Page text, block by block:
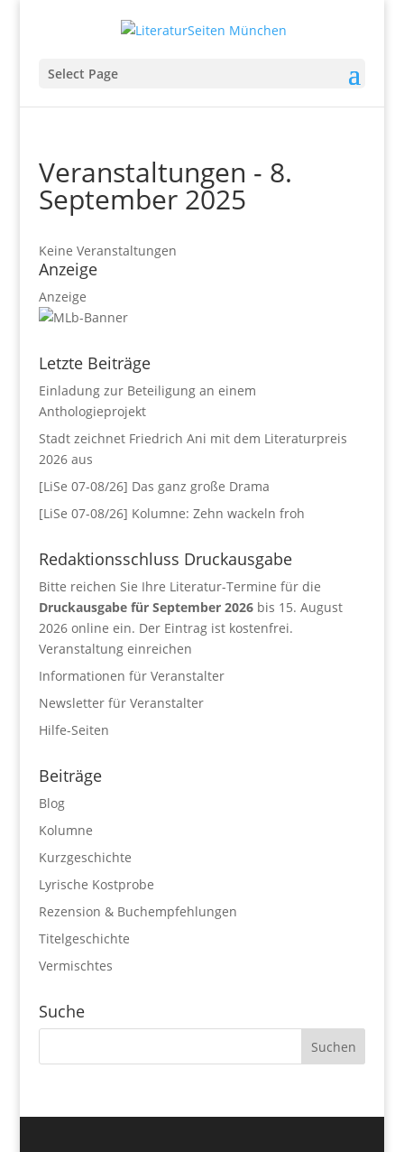
Select Page
Veranstaltungen - 8.
September 2025
Keine Veranstaltungen
Anzeige
Anzeige
Letzte Beiträge
Einladung zur Beteiligung an einem
Anthologieprojekt
Stadt zeichnet Friedrich Ani mit dem Literaturpreis
2026 aus
[LiSe 07-08/26] Das ganz große Drama
[LiSe 07-08/26] Kolumne: Zehn wackeln froh
Redaktionsschluss Druckausgabe
Bitte reichen Sie Ihre Literatur-Termine für die
Druckausgabe für September 2026bis 15. August
2026 online ein. Der Eintrag ist kostenfrei.
Veranstaltung einreichen
Informationen für Veranstalter
Newsletter für Veranstalter
Hilfe-Seiten
Beiträge
Blog
Kolumne
Kurzgeschichte
Lyrische Kostprobe
Rezension & Buchempfehlungen
Titelgeschichte
Vermischtes
Suche